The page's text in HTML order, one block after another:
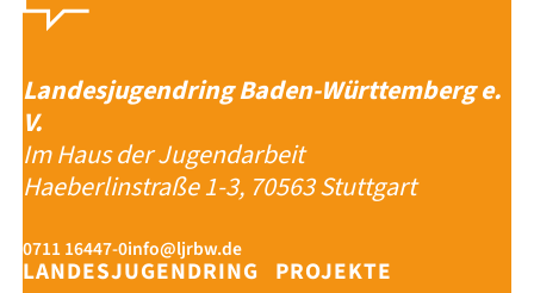
Landesjugendring Baden-Württemberg e.
V.
Im Haus der Jugendarbeit
Haeberlinstraße 1-3, 70563 Stuttgart
0711 16447-0info@ljrbw.de
LANDESJUGENDRING PROJEKTE